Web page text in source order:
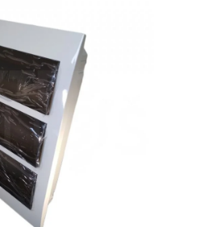
A OSTATNÉ
A VENTILÁCIA